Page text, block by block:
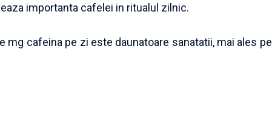
importanta cafelei in ritualul zilnic.
mg cafeina pe zi este daunatoare sanatatii, mai ales pe